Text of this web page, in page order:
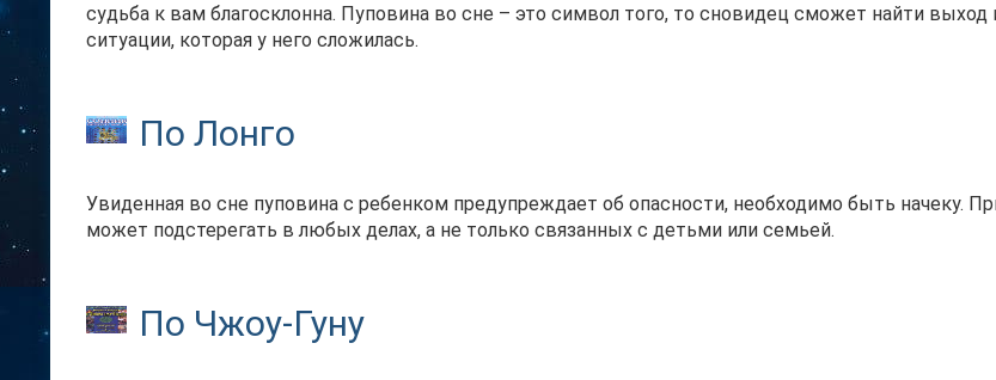
судьба к вам благосклонна. Пуповина во сне – это символ того, то сновидец сможет найти выход
ситуации, которая у него сложилась.
По Лонго
Увиденная во сне пуповина с ребенком предупреждает об опасности, необходимо быть начеку.
может подстерегать в любых делах, а не только связанных с детьми или семьей.
По Чжоу-Гуну